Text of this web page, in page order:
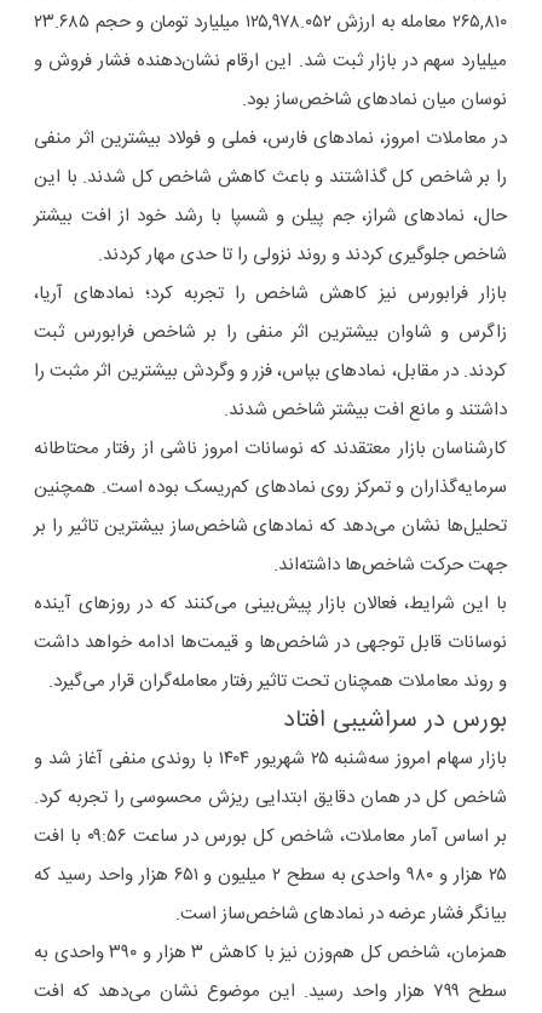
۲۶۵,۸۱۰ معامله به ارزش ۱۲۵,۹۷۸.۰۵۲ میلیارد تومان و حجم ۲۳.۶۸۵
میلیارد سهم در بازار ثبت شد. این ارقام نشان‌دهنده فشار فروش و
نوسان میان نمادهای شاخص‌ساز بود.
در معاملات امروز، نمادهای فارس، فملی و فولاد بیشترین اثر منفی
را بر شاخص کل گذاشتند و باعث کاهش شاخص کل شدند. با این
حال، نمادهای شراز، جم پیلن و شسپا با رشد خود از افت بیشتر
شاخص جلوگیری کردند و روند نزولی را تا حدی مهار کردند.
بازار فرابورس نیز کاهش شاخص را تجربه کرد؛ نمادهای آریا،
زاگرس و شاوان بیشترین اثر منفی را بر شاخص فرابورس ثبت
کردند. در مقابل، نمادهای بپاس، فزر و وگردش بیشترین اثر مثبت را
داشتند و مانع افت بیشتر شاخص شدند.
کارشناسان بازار معتقدند که نوسانات امروز ناشی از رفتار محتاطانه
سرمایه‌گذاران و تمرکز روی نمادهای کم‌ریسک بوده است. همچنین
تحلیل‌ها نشان می‌دهد که نمادهای شاخص‌ساز بیشترین تاثیر را بر
جهت حرکت شاخص‌ها داشته‌اند.
با این شرایط، فعالان بازار پیش‌بینی می‌کنند که در روزهای آینده
نوسانات قابل توجهی در شاخص‌ها و قیمت‌ها ادامه خواهد داشت
و روند معاملات همچنان تحت تاثیر رفتار معامله‌گران قرار می‌گیرد.
بورس در سراشیبی افتاد
بازار سهام امروز سه‌شنبه ۲۵ شهریور ۱۴۰۴ با روندی منفی آغاز شد و
شاخص کل در همان دقایق ابتدایی ریزش محسوسی را تجربه کرد.
بر اساس آمار معاملات، شاخص کل بورس در ساعت ۰۹:۵۶ با افت
۲۵ هزار و ۹۸۰ واحدی به سطح ۲ میلیون و ۶۵۱ هزار واحد رسید که
بیانگر فشار عرضه در نمادهای شاخص‌ساز است.
همزمان، شاخص کل هم‌وزن نیز با کاهش ۳ هزار و ۳۹۰ واحدی به
سطح ۷۹۹ هزار واحد رسید. این موضوع نشان می‌دهد که افت